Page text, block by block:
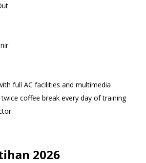
full AC facilities and multimedia
coffee break every day of training
2026